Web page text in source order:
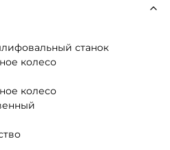
станок
колесо
колесо